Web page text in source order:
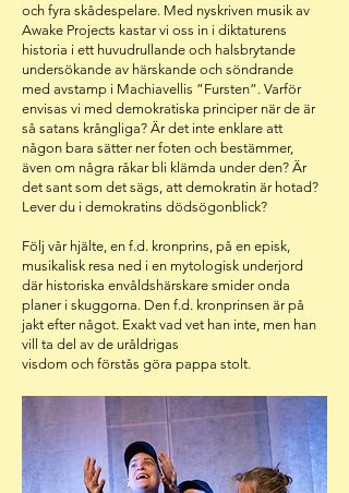
och fyra skådespelare. Med nyskriven musik av
Awake Projects kastar vi oss in i diktaturens
historia i ett huvudrullande och halsbrytande
undersökande av härskande och söndrande
med avstamp i Machiavellis ”Fursten”. Varför
envisas vi med demokratiska principer när de är
så satans krångliga? Är det inte enklare att
någon bara sätter ner foten och bestämmer,
även om några råkar bli klämda under den? Är
det sant som det sägs, att demokratin är hotad?
Lever du i demokratins dödsögonblick?
Följ vår hjälte, en f.d. kronprins, på en episk,
musikalisk resa ned i en mytologisk underjord
där historiska envåldshärskare smider onda
planer i skuggorna. Den f.d. kronprinsen är på
jakt efter något. Exakt vad vet han inte, men han
vill ta del av de uråldrigas
visdom och förstås göra pappa stolt.